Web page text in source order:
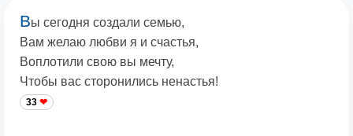
Вы сегодня создали семью,
Вам желаю любви я и счастья,
Воплотили свою вы мечту,
Чтобы вас сторонились ненастья!
33